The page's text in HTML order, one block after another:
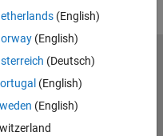
(English)
(English)
(Deutsch)
(English)
(English)
Politique de confidentialité
Contacts locaux